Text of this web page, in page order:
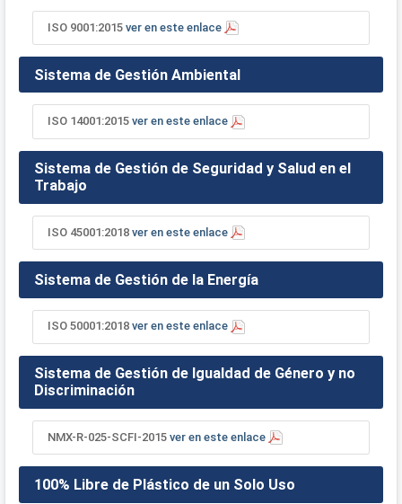
ISO 9001:2015ver en este enlace
Sistema de Gestión Ambiental
ISO 14001:2015ver en este enlace
Sistema de Gestión de Seguridad y Salud en el
Trabajo
ISO 45001:2018ver en este enlace
Sistema de Gestión de la Energía
ISO 50001:2018ver en este enlace
Sistema de Gestión de Igualdad de Género y no
Discriminación
NMX-R-025-SCFI-2015ver en este enlace
100% Libre de Plástico de un Solo Uso